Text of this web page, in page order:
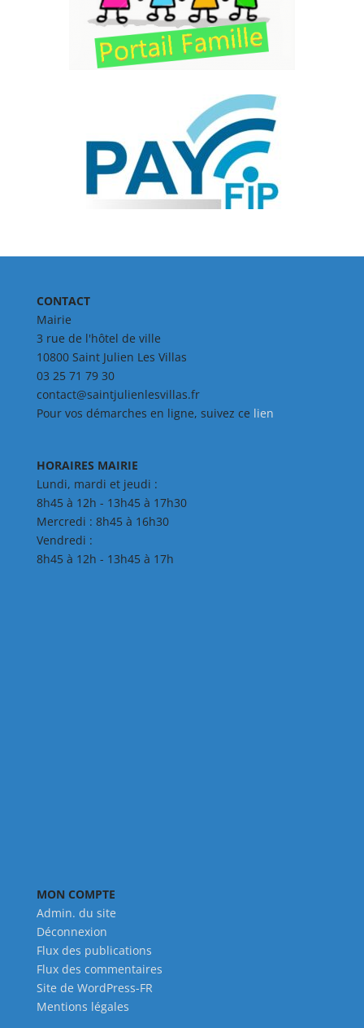
CONTACT
Mairie
3 rue de l'hôtel de ville
10800 Saint Julien Les Villas
03 25 71 79 30
contact@saintjulienlesvillas.fr
Pour vos démarches en ligne, suivez ce lien
HORAIRES MAIRIE
Lundi, mardi et jeudi :
8h45 à 12h - 13h45 à 17h30
Mercredi : 8h45 à 16h30
Vendredi :
8h45 à 12h - 13h45 à 17h
MON COMPTE
Admin. du site
Déconnexion
Flux des publications
Flux des commentaires
Site de WordPress-FR
Mentions légales